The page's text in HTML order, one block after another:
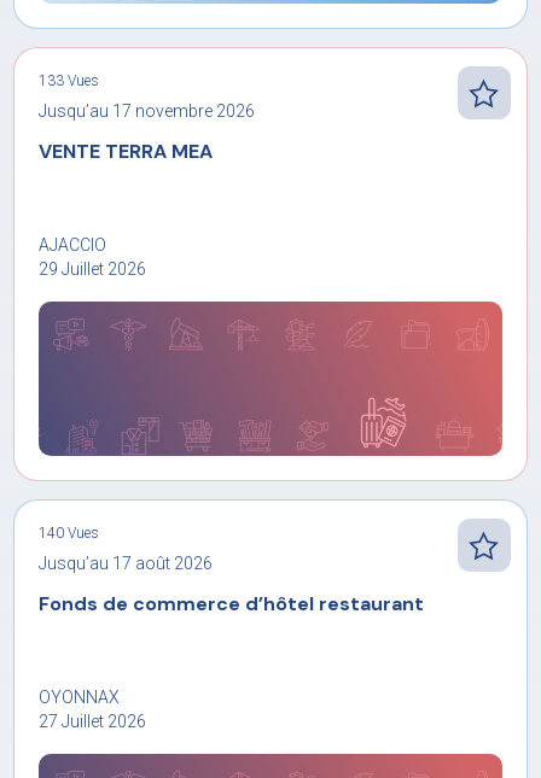
133 Vues
Jusqu’au 17 novembre 2026
VENTE TERRA MEA
AJACCIO
29 Juillet 2026
140 Vues
Jusqu’au 17 août 2026
Fonds de commerce d’hôtel restaurant
OYONNAX
27 Juillet 2026